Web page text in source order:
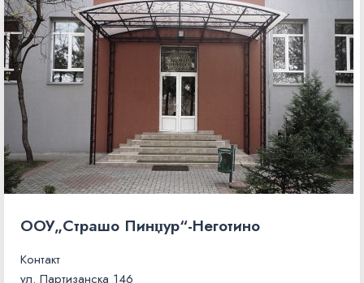
ООУ„Страшо Пинџур“-Неготино
Контакт
ул. Партизанска 146